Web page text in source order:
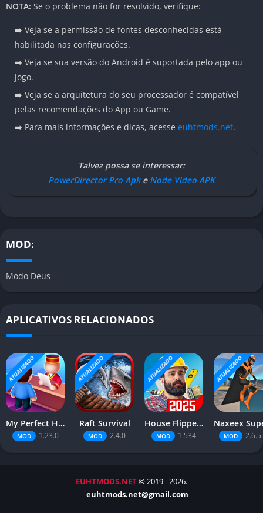
NOTA: Se o problema não for resolvido, verifique:
➡️ Veja se a permissão de fontes desconhecidas está
habilitada nas configurações.
➡️ Veja se sua versão do Android é suportada pelo app ou
jogo.
➡️ Veja se a arquitetura do seu processador é compatível
pelas recomendações do App ou Game.
➡️ Para mais informações e dicas, acesse euhtmods.net.
Talvez possa se interessar:
PowerDirector Pro Apke Node Video APK
MOD:
Modo Deus
APLICATIVOS RELACIONADOS
ATUALIZADO
My Perfect Hotel
MOD 1.23.0
ATUALIZADO
Raft Survival
MOD 2.4.0
ATUALIZADO
House Flipper: Home Design
MOD 1.534
ATUALIZADO
MOD
EUHTMODS.NET© 2019 - 2026.
euhtmods.net@gmail.com